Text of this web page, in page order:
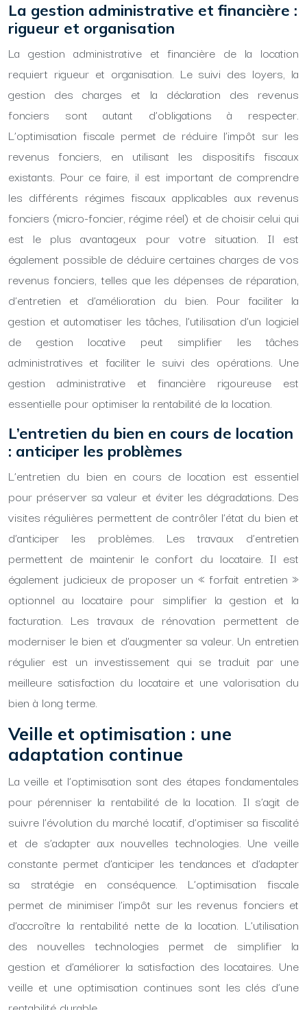
La gestion administrative et financière :
rigueur et organisation
La gestion administrative et financière de la location
requiert rigueur et organisation. Le suivi des loyers, la
gestion des charges et la déclaration des revenus
fonciers sont autant d’obligations à respecter.
L’optimisation fiscale permet de réduire l’impôt sur les
revenus fonciers, en utilisant les dispositifs fiscaux
existants. Pour ce faire, il est important de comprendre
les différents régimes fiscaux applicables aux revenus
fonciers (micro-foncier, régime réel) et de choisir celui qui
est le plus avantageux pour votre situation. Il est
également possible de déduire certaines charges de vos
revenus fonciers, telles que les dépenses de réparation,
d’entretien et d’amélioration du bien. Pour faciliter la
gestion et automatiser les tâches, l’utilisation d’un logiciel
de gestion locative peut simplifier les tâches
administratives et faciliter le suivi des opérations. Une
gestion administrative et financière rigoureuse est
essentielle pour optimiser la rentabilité de la location.
L’entretien du bien en cours de location
: anticiper les problèmes
L’entretien du bien en cours de location est essentiel
pour préserver sa valeur et éviter les dégradations. Des
visites régulières permettent de contrôler l’état du bien et
d’anticiper les problèmes. Les travaux d’entretien
permettent de maintenir le confort du locataire. Il est
également judicieux de proposer un « forfait entretien »
optionnel au locataire pour simplifier la gestion et la
facturation. Les travaux de rénovation permettent de
moderniser le bien et d’augmenter sa valeur. Un entretien
régulier est un investissement qui se traduit par une
meilleure satisfaction du locataire et une valorisation du
bien à long terme.
Veille et optimisation : une
adaptation continue
La veille et l’optimisation sont des étapes fondamentales
pour pérenniser la rentabilité de la location. Il s’agit de
suivre l’évolution du marché locatif, d’optimiser sa fiscalité
et de s’adapter aux nouvelles technologies. Une veille
constante permet d’anticiper les tendances et d’adapter
sa stratégie en conséquence. L’optimisation fiscale
permet de minimiser l’impôt sur les revenus fonciers et
d’accroître la rentabilité nette de la location. L’utilisation
des nouvelles technologies permet de simplifier la
gestion et d’améliorer la satisfaction des locataires. Une
veille et une optimisation continues sont les clés d’une